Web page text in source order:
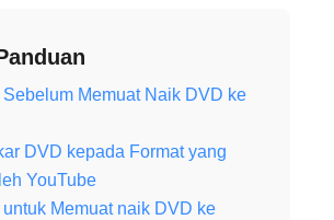
Memuat Naik DVD ke
DVD kepada Format yang
YouTube
Memuat naik DVD ke